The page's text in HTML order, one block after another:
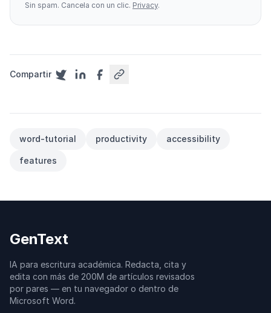
Sin spam. Cancela con un clic. Privacy.
Compartir
word-tutorial productivity accessibility
features
GenText
IA para escritura académica. Redacta, cita y
edita con más de 200M de artículos revisados
por pares — en tu navegador o dentro de
Microsoft Word.